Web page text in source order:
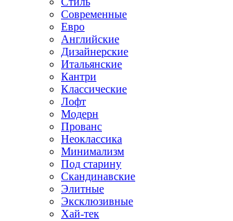
Современные
Евро
Английские
Дизайнерские
Итальянские
Кантри
Классические
Лофт
Модерн
Прованс
Неоклассика
Минимализм
Под старину
Скандинавские
Элитные
Эксклюзивные
Хай-тек